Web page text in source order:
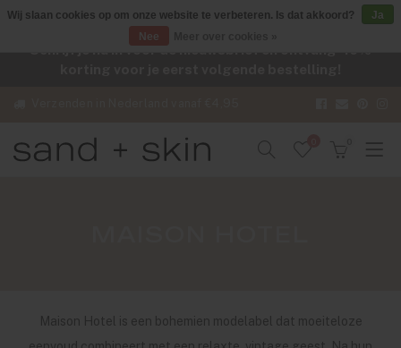
Schrijf je nu in voor de nieuwsbrief en ontvang -10%
Maison Hotel is een bohemien modelabel dat moeiteloze
Wij slaan cookies op om onze website te verbeteren. Is dat akkoord?
Ja
Nee